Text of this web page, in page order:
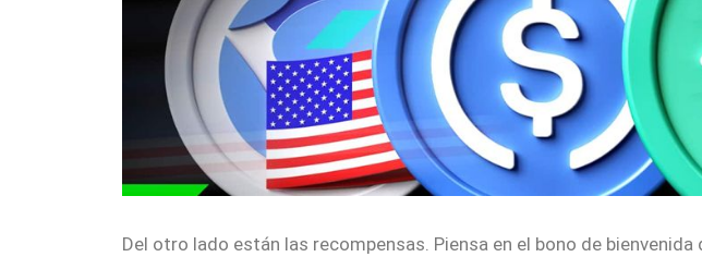
Del otro lado están las recompensas. Piensa en el bono de bienvenida